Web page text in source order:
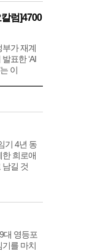
럼]4700
부가 재계
표한 ‘AI
이
기 4년 동
한 희로애
남길 것
대 영등포
기를 마치